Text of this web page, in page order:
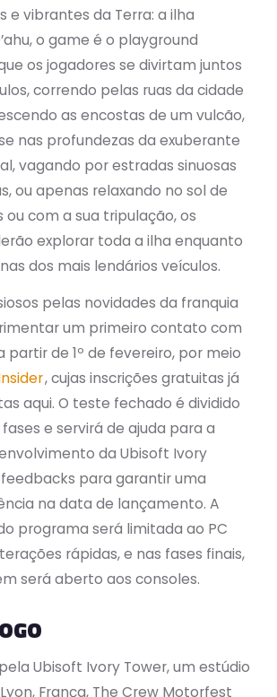
e vibrantes da Terra: a ilha
o game é o playground
os jogadores se divirtam juntos
correndo pelas ruas da cidade
as encostas de um vulcão,
nas profundezas da exuberante
vagando por estradas sinuosas
ou apenas relaxando no sol de
ou com a sua tripulação, os
explorar toda a ilha enquanto
dos mais lendários veículos.
pelas novidades da franquia
um primeiro contato com
partir de 1º de fevereiro, por meio
, cujas inscrições gratuitas já
aqui. O teste fechado é dividido
e servirá de ajuda para a
da Ubisoft Ivory
para garantir uma
na data de lançamento. A
programa será limitada ao PC
rápidas, e nas fases finais,
será aberto aos consoles.
Ubisoft Ivory Tower, um estúdio
França, The Crew Motorfest